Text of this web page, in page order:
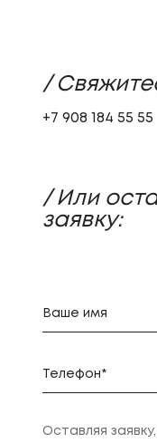
/
+7 908 184 55 55
/ Или
заявку:
Оставляя